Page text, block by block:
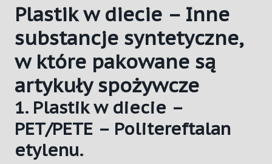
Plastik w diecie – Inne
substancje syntetyczne,
w które pakowane są
artykuły spożywcze
1. Plastik w diecie –
PET/PETE – Politereftalan
etylenu.